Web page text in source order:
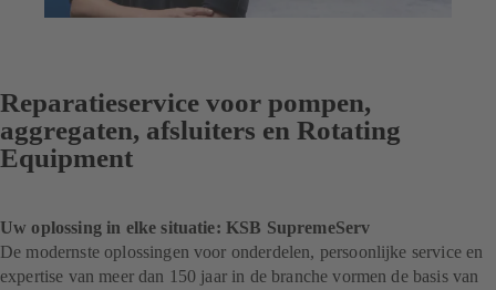
Reparatieservice voor pompen,
aggregaten, afsluiters en Rotating
Equipment
Uw oplossing in elke situatie: KSB SupremeServ
De modernste oplossingen voor onderdelen, persoonlijke service en
expertise van meer dan 150 jaar in de branche vormen de basis van